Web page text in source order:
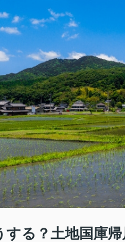
する？土地国庫